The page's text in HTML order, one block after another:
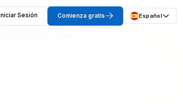
Iniciar Sesión Comienza gratis Español